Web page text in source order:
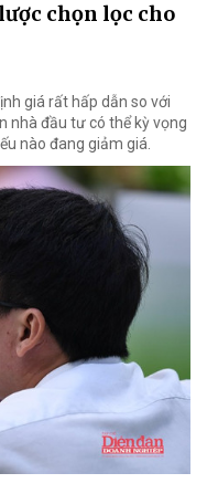
chọn lọc cho
giá rất hấp dẫn so với
nhà đầu tư có thể kỳ vọng
nào đang giảm giá.